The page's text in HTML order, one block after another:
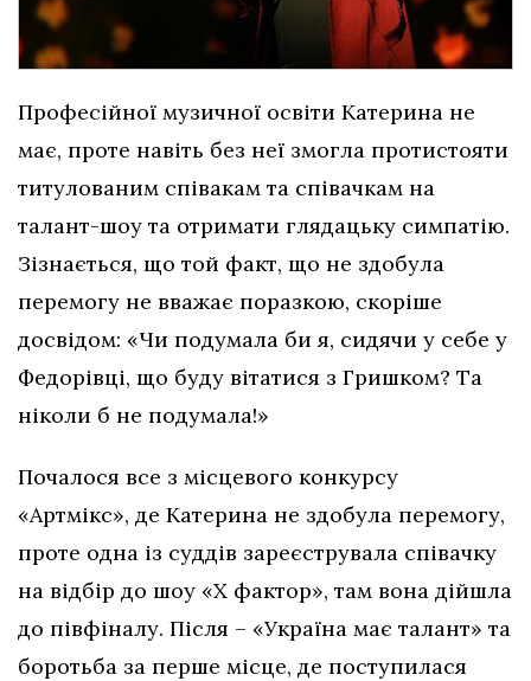
Професійної музичної освіти Катерина не
має, проте навіть без неї змогла протистояти
титулованим співакам та співачкам на
талант-шоу та отримати глядацьку симпатію.
Зізнається, що той факт, що не здобула
перемогу не вважає поразкою, скоріше
досвідом: «Чи подумала би я, сидячи у себе у
Федорівці, що буду вітатися з Гришком? Та
ніколи б не подумала!»
Почалося все з місцевого конкурсу
«Артмікс», де Катерина не здобула перемогу,
проте одна із суддів зареєструвала співачку
на відбір до шоу «Х фактор», там вона дійшла
до півфіналу. Після – «Україна має талант» та
боротьба за перше місце, де поступилася